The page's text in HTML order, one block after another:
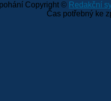
Copyright © Redakční
Čas potřebný ke